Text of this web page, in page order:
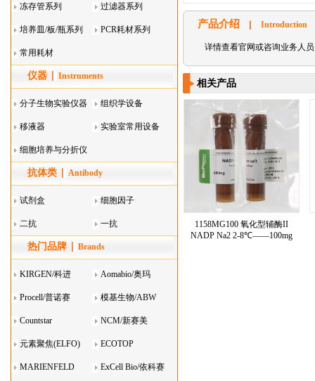
系列
冻存管系列 过滤器系列
培养皿/板/瓶系列 PCR耗材系列
常用耗材
仪器 Instruments
分子生物实验仪器 组织学设备
移液器 实验室常用设备
细胞培养与分折仪
器叠
抗体类 Antibody
试剂盒 细胞因子
二抗 一抗
热门品牌 Brands
KIRGEN/科进 Aomabio/奥玛
Procell/普诺赛 模基生物/ABW
Countstar NCM/新赛美
元素聚焦(ELFO) ECOTOP
MARIENFELD ExCell Bio/依科赛
产品介绍 Introduction
详情查看官网或咨询业务人员
相关产品
1158MG100 氧化型辅酶II
NADP Na2 2-8℃——100mg